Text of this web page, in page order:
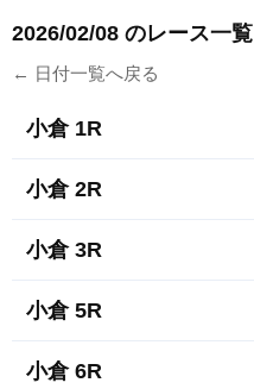
2026/02/08 のレース一覧
← 日付一覧へ戻る
小倉 1R
小倉 2R
小倉 3R
小倉 5R
小倉 6R